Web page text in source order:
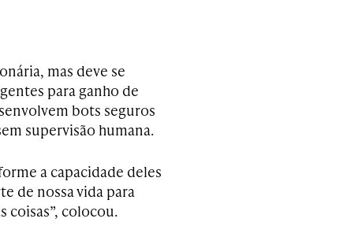
mas deve se
para ganho de
bots seguros
supervisão humana.
a capacidade deles
de nossa vida para
coisas”, colocou.